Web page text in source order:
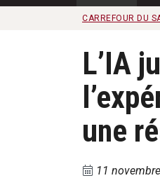
CARREFOUR DU
L’IA
une
11